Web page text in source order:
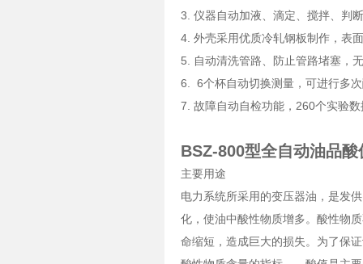
3. 仪器自动加液、滴定、搅拌、判
4. 外壳采用优质冷轧钢板制作，表
5. 自动清洗管路、防止管路堵塞，
6. 6个杯自动切换测量，可进行多
7. 故障自动自检功能，260个实验
BSZ-800型全自动油品酸
主要用途
电力系统所采用的变压器油，是发
化，使油中酸性物质增多。酸性物
命缩短，造成巨大的损失。为了保